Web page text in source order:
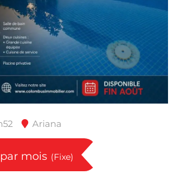
Ariana
par mois (Fixe)